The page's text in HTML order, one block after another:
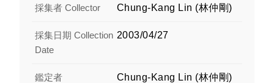
採集者 Collector Chung-Kang Lin (林仲剛)
採集日期 Collection
Date
2003/04/27
鑑定者
Chung-Kang Lin (林仲剛)